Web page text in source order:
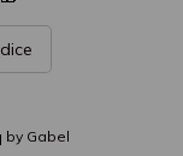
by Gabel